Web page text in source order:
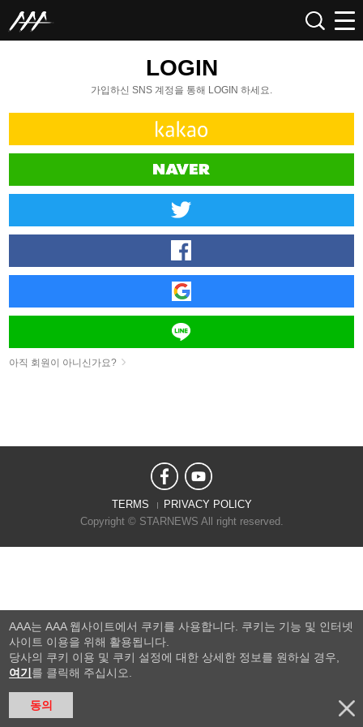
LOGIN
가입하신 SNS 계정을 통해 LOGIN 하세요.
아직 회원이 아니신가요?
TERMS
PRIVACY POLICY
Copyright © STARNEWS All right reserved.
AAA는 AAA 웹사이트에서 쿠키를 사용합니다. 쿠키는 기능 및 인터넷
사이트 이용을 위해 활용됩니다.
당사의 쿠키 이용 및 쿠키 설정에 대한 상세한 정보를 원하실 경우,
여기 를 클릭해 주십시오.
동의